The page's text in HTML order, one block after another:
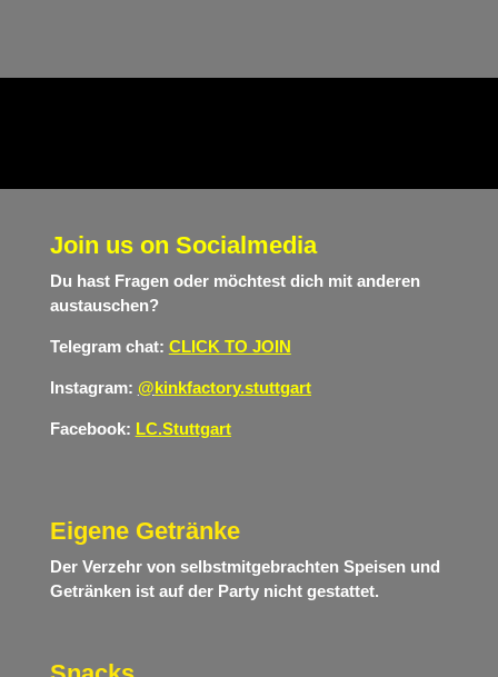
Join us on Socialmedia
Du hast Fragen oder möchtest dich mit anderen
austauschen?
Telegram chat: CLICK TO JOIN
Instagram: @kinkfactory.stuttgart
Facebook: LC.Stuttgart
Eigene Getränke
Der Verzehr von selbstmitgebrachten Speisen und
Getränken ist auf der Party nicht gestattet.